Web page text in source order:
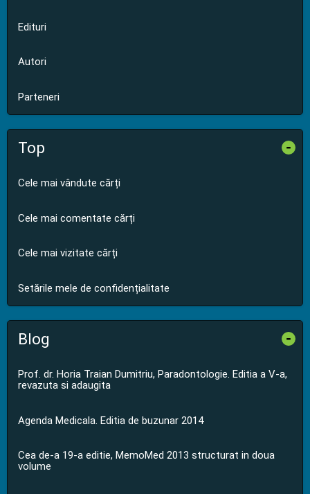
Edituri
Autori
Parteneri
Top -
Cele mai vândute cărți
Cele mai comentate cărți
Cele mai vizitate cărți
Setările mele de confidențialitate
Blog -
Prof. dr. Horia Traian Dumitriu, Paradontologie. Editia a V-a,
revazuta si adaugita
Agenda Medicala. Editia de buzunar 2014
Cea de-a 19-a editie, MemoMed 2013 structurat in doua
volume